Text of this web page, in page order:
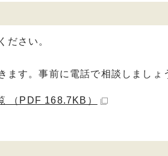
ださい。
す。事前に電話で相談しましょ
（PDF 168.7KB）